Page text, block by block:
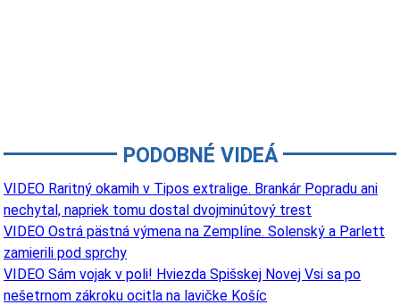
PODOBNÉ VIDEÁ
VIDEO Raritný okamih v Tipos extralige. Brankár Popradu ani
nechytal, napriek tomu dostal dvojminútový trest
VIDEO Ostrá pästná výmena na Zemplíne. Solenský a Parlett
zamierili pod sprchy
VIDEO Sám vojak v poli! Hviezda Spišskej Novej Vsi sa po
nešetrnom zákroku ocitla na lavičke Košíc